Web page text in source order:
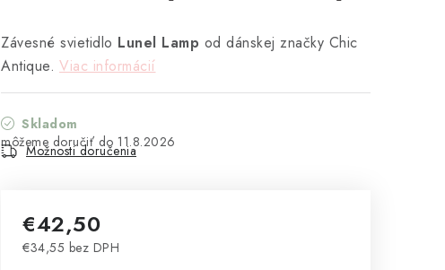
Závesné svietidlo Lunel Lamp od dánskej značky Chic
Antique. Viac informácií
Skladom
11.8.2026
Možnosti doručenia
€42,50
€34,55 bez DPH